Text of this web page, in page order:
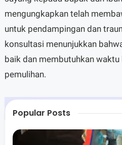
mengungkapkan telah
untuk pendampingan dan
konsultasi menunjukkan
baik dan membutuhkan
pemulihan.
Popular Posts